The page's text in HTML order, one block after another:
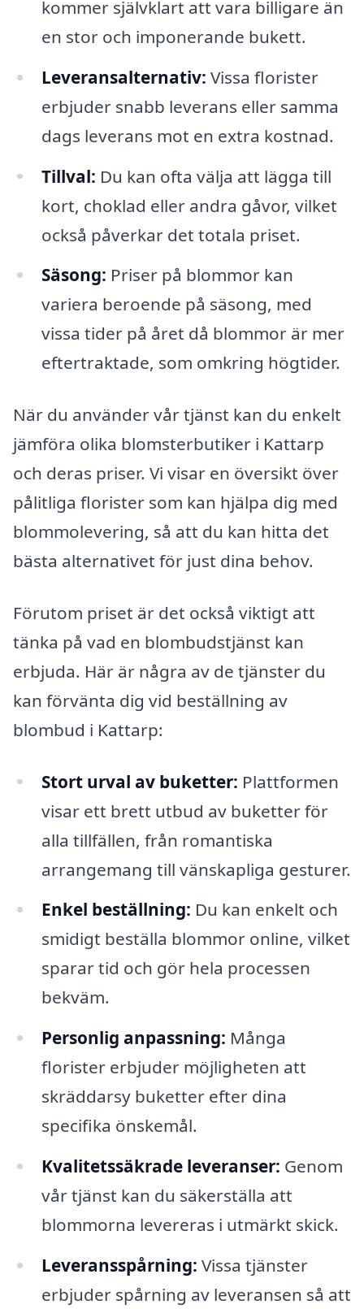
kommer självklart att vara billigare än
en stor och imponerande bukett.
Leveransalternativ: Vissa florister
erbjuder snabb leverans eller samma
dags leverans mot en extra kostnad.
Tillval: Du kan ofta välja att lägga till
kort, choklad eller andra gåvor, vilket
också påverkar det totala priset.
Säsong: Priser på blommor kan
variera beroende på säsong, med
vissa tider på året då blommor är mer
eftertraktade, som omkring högtider.
När du använder vår tjänst kan du enkelt
jämföra olika blomsterbutiker i Kattarp
och deras priser. Vi visar en översikt över
pålitliga florister som kan hjälpa dig med
blommolevering, så att du kan hitta det
bästa alternativet för just dina behov.
Förutom priset är det också viktigt att
tänka på vad en blombudstjänst kan
erbjuda. Här är några av de tjänster du
kan förvänta dig vid beställning av
blombud i Kattarp:
Stort urval av buketter: Plattformen
visar ett brett utbud av buketter för
alla tillfällen, från romantiska
arrangemang till vänskapliga gesturer.
Enkel beställning: Du kan enkelt och
smidigt beställa blommor online, vilket
sparar tid och gör hela processen
bekväm.
Personlig anpassning: Många
florister erbjuder möjligheten att
skräddarsy buketter efter dina
specifika önskemål.
Kvalitetssäkrade leveranser: Genom
vår tjänst kan du säkerställa att
blommorna levereras i utmärkt skick.
Leveransspårning: Vissa tjänster
erbjuder spårning av leveransen så att